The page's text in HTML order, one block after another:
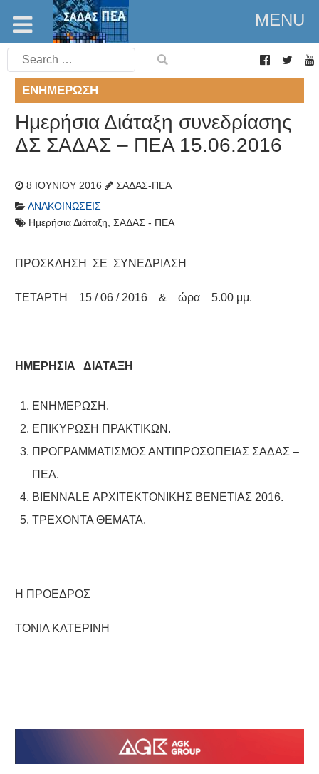
MENU
Search
for:
ΕΝΗΜΈΡΩΣΗ
Ημερήσια Διάταξη συνεδρίασης
ΔΣ ΣΑΔΑΣ – ΠΕΑ 15.06.2016
8 ΙΟΥΝΊΟΥ 2016
ΣΑΔΑΣ-ΠΕΑ
ΑΝΑΚΟΙΝΏΣΕΙΣ
Ημερήσια Διάταξη, ΣΑΔΑΣ - ΠΕΑ
ΠΡΟΣΚΛΗΣΗ ΣΕ ΣΥΝΕΔΡΙΑΣΗ
ΤΕΤΑΡΤΗ 15 / 06 / 2016 & ώρα 5.00 μμ.
ΗΜΕΡΗΣΙΑ ΔΙΑΤΑΞΗ
ΕΝΗΜΕΡΩΣΗ.
ΕΠΙΚΥΡΩΣΗ ΠΡΑΚΤΙΚΩΝ.
ΠΡΟΓΡΑΜΜΑΤΙΣΜΟΣ ΑΝΤΙΠΡΟΣΩΠΕΙΑΣ ΣΑΔΑΣ –
ΠΕΑ.
BIENNALE ΑΡΧΙΤΕΚΤΟΝΙΚΗΣ ΒΕΝΕΤΙΑΣ 2016.
ΤΡΕΧΟΝΤΑ ΘΕΜΑΤΑ.
Η ΠΡΟΕΔΡΟΣ
ΤΟΝΙΑ ΚΑΤΕΡΙΝΗ